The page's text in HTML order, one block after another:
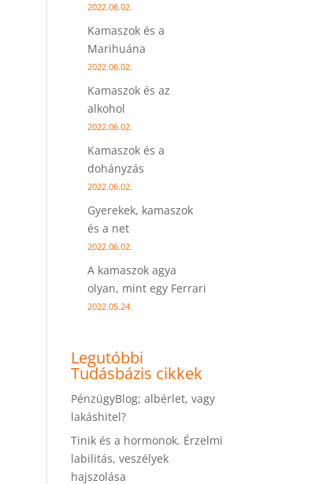
2022.06.02.
Kamaszok és a
Marihuána
2022.06.02.
Kamaszok és az
alkohol
2022.06.02.
Kamaszok és a
dohányzás
2022.06.02.
Gyerekek, kamaszok
és a net
2022.06.02.
A kamaszok agya
olyan, mint egy Ferrari
2022.05.24.
Legutóbbi
Tudásbázis cikkek
PénzügyBlog; albérlet, vagy
lakáshitel?
Tinik és a hormonok. Érzelmi
labilitás, veszélyek
hajszolása